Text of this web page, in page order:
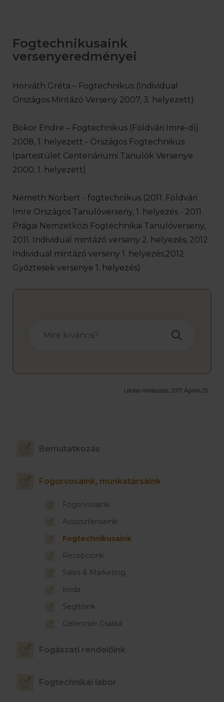
Fogtechnikusaink
versenyeredményei
Horváth Gréta – Fogtechnikus (Individual
Országos Mintázó Verseny 2007, 3. helyezett)
Bokor Endre – Fogtechnikus (Földvári Imre-díj
2008, 1. helyezett - Országos Fogtechnikus
Ipartestület Centenáriumi Tanulók Versenye
2000, 1. helyezett)
Németh Norbert - fogtechnikus (2011. Földvári
Imre Országos Tanulóverseny, 1. helyezés - 2011.
Prágai Nemzetközi Fogtechnikai Tanulóverseny,
2011. Individual mintázó verseny 2. helyezés, 2012.
Individual mintázó verseny 1. helyezés,2012.
Győztesek versenye 1. helyezés)
Utolsó módosítás: 2017. Április 25.
Bemutatkozás
Fogorvosaink, munkatársaink
Fogorvosaink
Asszisztenseink
Fogtechnikusaink
Recepciónk
Sales & Marketing
Iroda
Segítőink
Gelencsér Család
Fogászati rendelőink
Fogtechnikai labor